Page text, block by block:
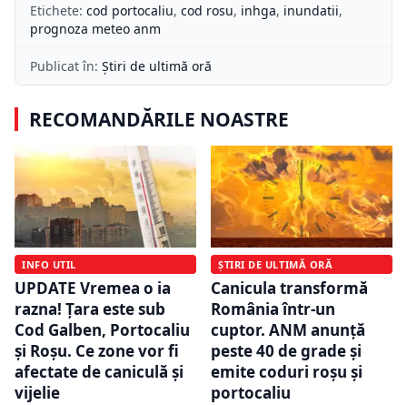
Etichete: cod portocaliu, cod rosu, inhga, inundatii,
prognoza meteo anm
Publicat în: Știri de ultimă oră
RECOMANDĂRILE NOASTRE
INFO UTIL
UPDATE Vremea o ia
razna! Țara este sub
Cod Galben, Portocaliu
și Roșu. Ce zone vor fi
afectate de caniculă și
vijelie
ȘTIRI DE ULTIMĂ ORĂ
Canicula transformă
România într-un
cuptor. ANM anunță
peste 40 de grade și
emite coduri roșu și
portocaliu